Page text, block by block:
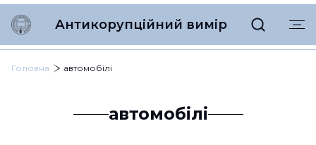
Антикорупційний вимір
Головна автомобілі
автомобілі